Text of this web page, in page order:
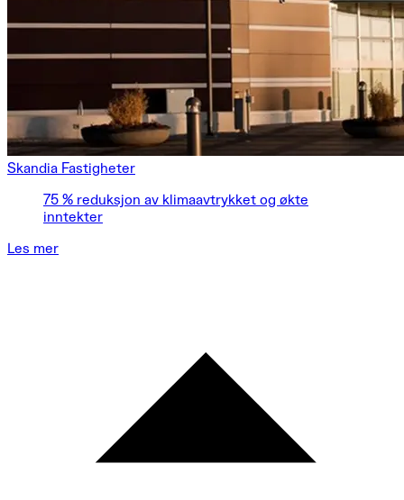
Skandia Fastigheter
75 % reduksjon av klimaavtrykket og økte
inntekter
Les mer